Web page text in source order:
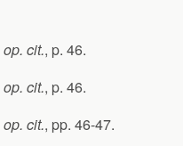
op. cit., p. 46.
op. cit., p. 46.
op. cit., pp. 46-47.